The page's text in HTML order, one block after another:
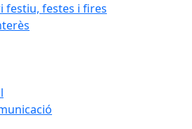
festiu, festes i fires